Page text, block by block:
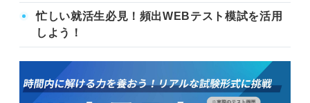
す。
忙しい就活生必見！頻出WEBテスト模試を活用
しよう！